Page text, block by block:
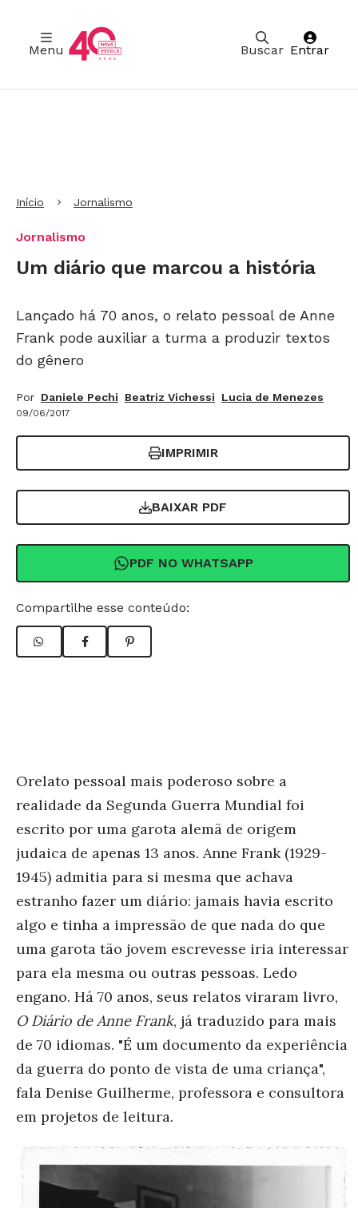
Buscar
Menu Entrar
Início Jornalismo
Jornalismo
Um diário que marcou a história
Lançado há 70 anos, o relato pessoal de Anne
Frank pode auxiliar a turma a produzir textos
do gênero
Por Daniele Pechi Beatriz Vichessi Lucia de Menezes
09/06/2017
IMPRIMIR
BAIXAR PDF
PDF NO WHATSAPP
Compartilhe esse conteúdo:
Orelato pessoal mais poderoso sobre a
realidade da Segunda Guerra Mundial foi
escrito por uma garota alemã de origem
judaica de apenas 13 anos. Anne Frank (1929-
1945) admitia para si mesma que achava
estranho fazer um diário: jamais havia escrito
algo e tinha a impressão de que nada do que
uma garota tão jovem escrevesse iria interessar
para ela mesma ou outras pessoas. Ledo
engano. Há 70 anos, seus relatos viraram livro,
O Diário de Anne Frank, já traduzido para mais
de 70 idiomas. "É um documento da experiência
da guerra do ponto de vista de uma criança",
fala Denise Guilherme, professora e consultora
em projetos de leitura.